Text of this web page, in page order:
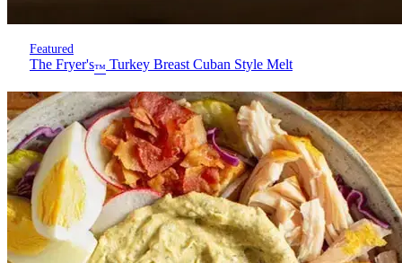
Featured
The Fryer's™ Turkey Breast Cuban Style Melt